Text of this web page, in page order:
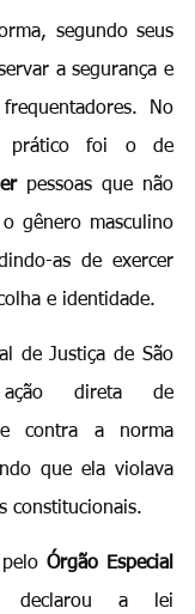
segundo seus
a segurança e
No
pessoas que não
gênero masculino
as de exercer
e identidade.
de Justiça de São
ação direta de
contra a norma
que ela violava
constitucionais.
Órgão Especial